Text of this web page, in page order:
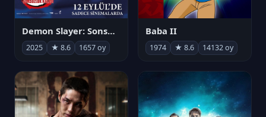
Demon Slayer: Sonsuzluk Kalesi
2025 ★ 8.6 1657 oy
Baba II
1974 ★ 8.6 14132 oy